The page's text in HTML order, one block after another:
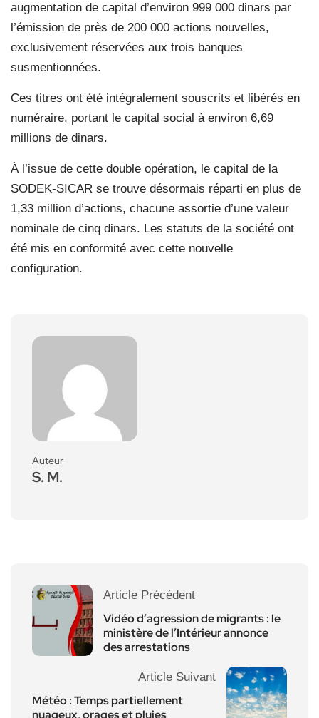
augmentation de capital d’environ 999 000 dinars par
l’émission de près de 200 000 actions nouvelles,
exclusivement réservées aux trois banques
susmentionnées.
Ces titres ont été intégralement souscrits et libérés en
numéraire, portant le capital social à environ 6,69
millions de dinars.
À l’issue de cette double opération, le capital de la
SODEK-SICAR se trouve désormais réparti en plus de
1,33 million d’actions, chacune assortie d’une valeur
nominale de cinq dinars. Les statuts de la société ont
été mis en conformité avec cette nouvelle
configuration.
Auteur
S. M.
Article Précédent
Vidéo d’agression de migrants : le
ministère de l’Intérieur annonce
des arrestations
Article Suivant
Météo : Temps partiellement
nuageux, orages et pluies